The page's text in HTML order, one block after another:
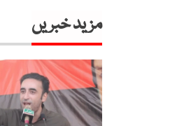
مزید خبریں